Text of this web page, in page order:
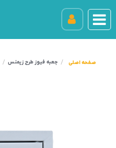
جعبه فیوز طرح زیمنس